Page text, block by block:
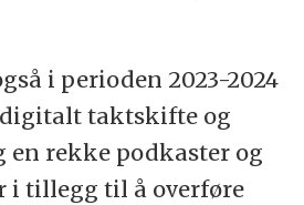
i perioden 2023-2024
taktskifte og
en rekke podkaster og
i tillegg til å overføre